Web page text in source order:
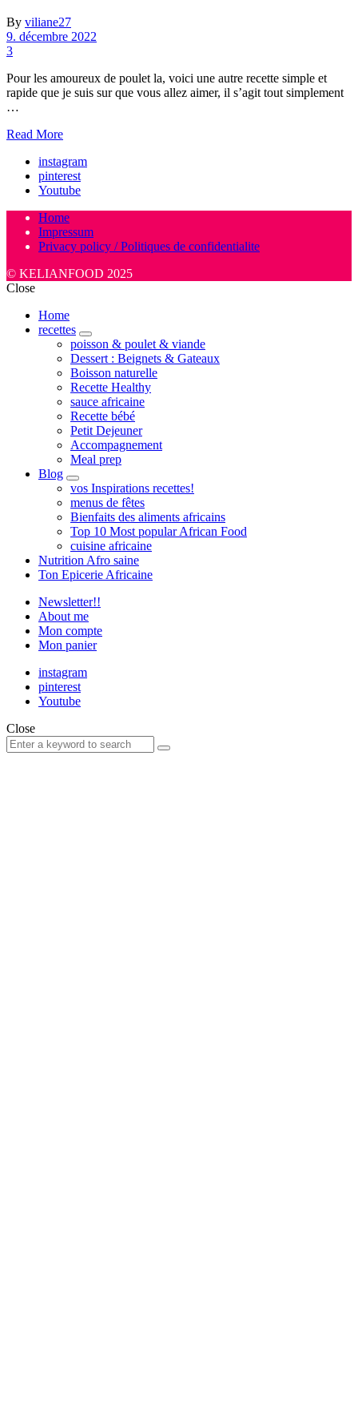
By viliane27
9. décembre 2022
3
Pour les amoureux de poulet la, voici une autre recette simple et
rapide que je suis sur que vous allez aimer, il s’agit tout simplement
…
Read More
instagram
pinterest
Youtube
Home
Impressum
Privacy policy / Politiques de confidentialite
© KELIANFOOD 2025
Close
Home
recettes
expand
child
menu
poisson & poulet & viande
Dessert : Beignets & Gateaux
Boisson naturelle
Recette Healthy
sauce africaine
Recette bébé
Petit Dejeuner
Accompagnement
Meal prep
Blog
expand
child
menu
vos Inspirations recettes!
menus de fêtes
Bienfaits des aliments africains
Top 10 Most popular African Food
cuisine africaine
Nutrition Afro saine
Ton Epicerie Africaine
Newsletter!!
About me
Mon compte
Mon panier
instagram
pinterest
Youtube
Close
Search
for:
Search